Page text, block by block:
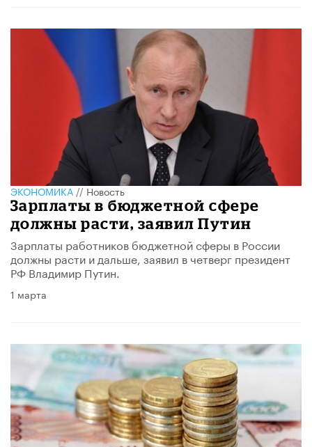
ЭКОНОМИКА//Новость
Зарплаты в бюджетной сфере
должны расти, заявил Путин
Зарплаты работников бюджетной сферы в России
должны расти и дальше, заявил в четверг президент
РФ Владимир Путин.
1 марта